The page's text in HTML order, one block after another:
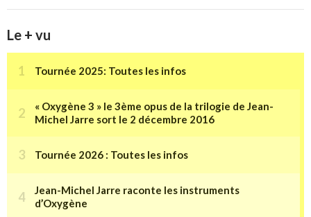
Le + vu